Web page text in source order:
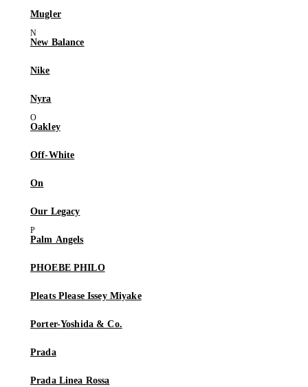
Mugler
New Balance
Nike
Nyra
Oakley
Off-White
On
Our Legacy
Palm Angels
PHOEBE PHILO
Pleats Please Issey Miyake
Porter-Yoshida & Co.
Prada
Prada Linea Rossa